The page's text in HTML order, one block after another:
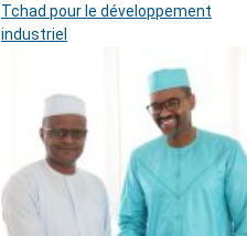
Tchad pour le développement
industriel